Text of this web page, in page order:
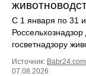
С 1 января по 31
госветнадзору
Источник: Babr24.com
07.08.2026